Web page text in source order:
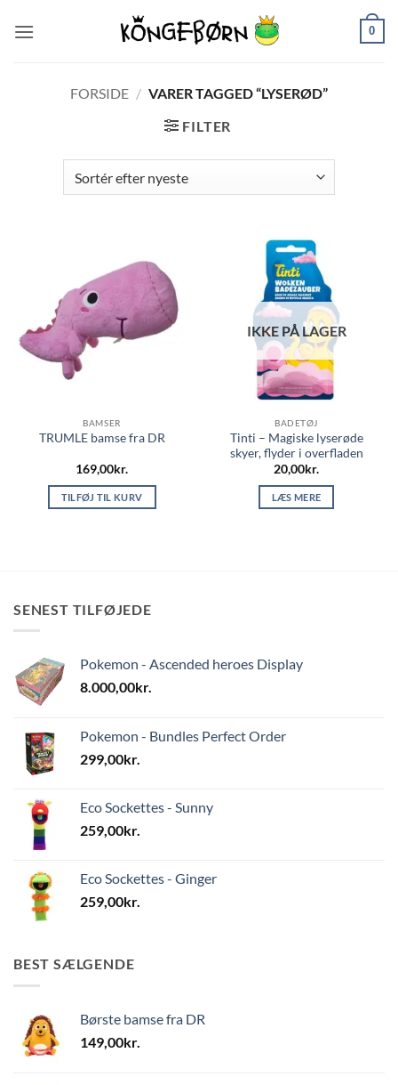
0
FORSIDE / VARER TAGGED “LYSERØD”
FILTER
BAMSER
TRUMLE bamse fra DR
169,00kr.
TILFØJ TIL KURV
IKKE PÅ LAGER
BADETØJ
Tinti – Magiske lyserøde
skyer, flyder i overfladen
20,00kr.
LÆS MERE
SENEST TILFØJEDE
Pokemon - Ascended heroes Display
8.000,00kr.
Pokemon - Bundles Perfect Order
299,00kr.
Eco Sockettes - Sunny
259,00kr.
Eco Sockettes - Ginger
259,00kr.
BEST SÆLGENDE
Børste bamse fra DR
149,00kr.